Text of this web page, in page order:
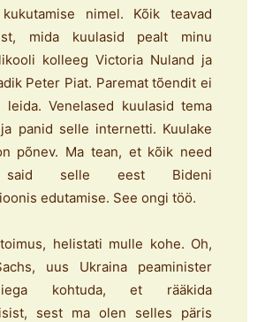
nimel. Kõik teavad
mida kuulasid pealt minu
kolleeg Victoria Nuland ja
Peter Piat. Paremat tõendit ei
leida. Venelased kuulasid tema
panid selle internetti. Kuulake
põnev. Ma tean, et kõik need
said selle eest Bideni
edutamise. See ongi töö.
helistati mulle kohe. Oh,
uus Ukraina peaminister
kohtuda, et rääkida
sest ma olen selles päris